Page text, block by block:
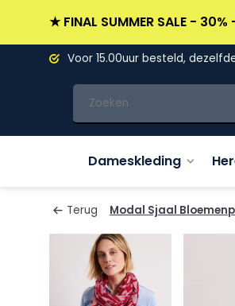
★ FINAL SUMMER SALE -
Voor 15.00uur besteld,
Dameskleding
Terug Modal Sjaal